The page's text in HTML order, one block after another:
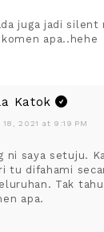
juga jadi silent
apa..hehe
Katok
2021 at 9:19 PM
ni saya setuju.
tu difahami
Tak
apa.